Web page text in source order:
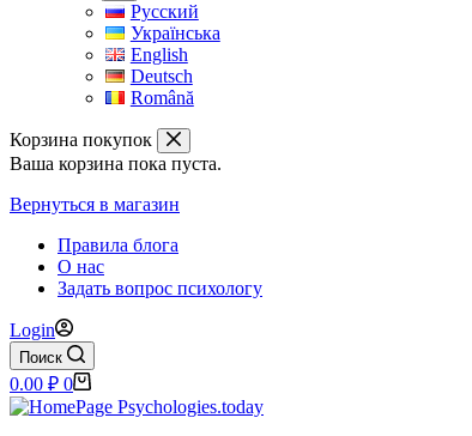
Русский
Українська
English
Deutsch
Română
Корзина покупок
Ваша корзина пока пуста.
Вернуться в магазин
Правила блога
О нас
Задать вопрос психологу
Login
Поиск
Корзина
0.00 ₽ 0